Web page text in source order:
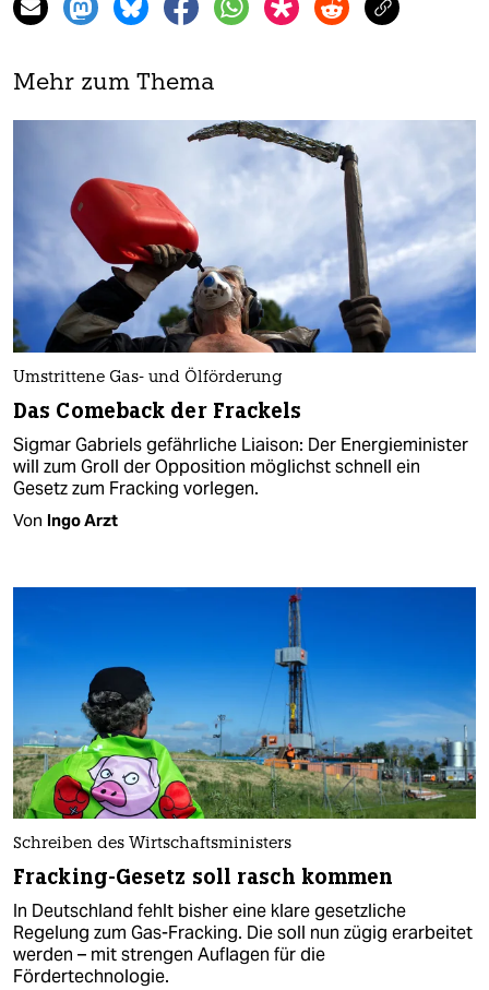
Mehr zum Thema
Umstrittene Gas- und Ölförderung
Das Comeback der Frackels
Sigmar Gabriels gefährliche Liaison: Der Energieminister
will zum Groll der Opposition möglichst schnell ein
Gesetz zum Fracking vorlegen.
Von Ingo Arzt
Schreiben des Wirtschaftsministers
Fracking-Gesetz soll rasch kommen
In Deutschland fehlt bisher eine klare gesetzliche
Regelung zum Gas-Fracking. Die soll nun zügig erarbeitet
werden – mit strengen Auflagen für die
Fördertechnologie.